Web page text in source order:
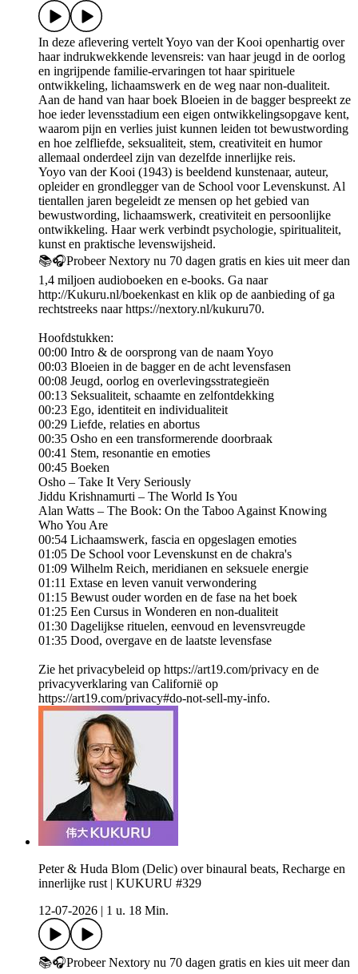
In deze aflevering vertelt Yoyo van der Kooi openhartig over
haar indrukwekkende levensreis: van haar jeugd in de oorlog
en ingrijpende familie-ervaringen tot haar spirituele
ontwikkeling, lichaamswerk en de weg naar non-dualiteit.
Aan de hand van haar boek Bloeien in de bagger bespreekt ze
hoe ieder levensstadium een eigen ontwikkelingsopgave kent,
waarom pijn en verlies juist kunnen leiden tot bewustwording
en hoe zelfliefde, seksualiteit, stem, creativiteit en humor
allemaal onderdeel zijn van dezelfde innerlijke reis.
Yoyo van der Kooi (1943) is beeldend kunstenaar, auteur,
opleider en grondlegger van de School voor Levenskunst. Al
tientallen jaren begeleidt ze mensen op het gebied van
bewustwording, lichaamswerk, creativiteit en persoonlijke
ontwikkeling. Haar werk verbindt psychologie, spiritualiteit,
kunst en praktische levenswijsheid.
📚🎧Probeer Nextory nu 70 dagen gratis en kies uit meer dan
1,4 miljoen audioboeken en e-books. Ga naar
http://Kukuru.nl/boekenkast en klik op de aanbieding of ga
rechtstreeks naar https://nextory.nl/kukuru70.
Hoofdstukken:
00:00 Intro & de oorsprong van de naam Yoyo
00:03 Bloeien in de bagger en de acht levensfasen
00:08 Jeugd, oorlog en overlevingsstrategieën
00:13 Seksualiteit, schaamte en zelfontdekking
00:23 Ego, identiteit en individualiteit
00:29 Liefde, relaties en abortus
00:35 Osho en een transformerende doorbraak
00:41 Stem, resonantie en emoties
00:45 Boeken
Osho – Take It Very Seriously
Jiddu Krishnamurti – The World Is You
Alan Watts – The Book: On the Taboo Against Knowing
Who You Are
00:54 Lichaamswerk, fascia en opgeslagen emoties
01:05 De School voor Levenskunst en de chakra's
01:09 Wilhelm Reich, meridianen en seksuele energie
01:11 Extase en leven vanuit verwondering
01:15 Bewust ouder worden en de fase na het boek
01:25 Een Cursus in Wonderen en non-dualiteit
01:30 Dagelijkse rituelen, eenvoud en levensvreugde
01:35 Dood, overgave en de laatste levensfase
Zie het privacybeleid op https://art19.com/privacy en de
privacyverklaring van Californië op
https://art19.com/privacy#do-not-sell-my-info.
Peter & Huda Blom (Delic) over binaural beats, Recharge en
innerlijke rust | KUKURU #329
12-07-2026
1 u. 18 Min.
📚🎧Probeer Nextory nu 70 dagen gratis en kies uit meer dan